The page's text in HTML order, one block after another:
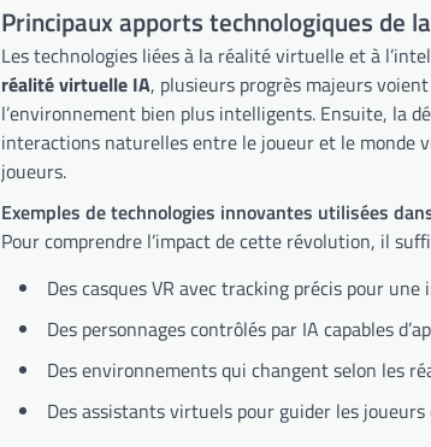
Principaux apports technologiques de
Les technologies liées à la réalité virtuelle et à
réalité virtuelle IA, plusieurs progrès majeurs
l’environnement bien plus intelligents. Ensuite, la
interactions naturelles entre le joueur et le monde
joueurs.
Exemples de technologies innovantes utilisées
Pour comprendre l’impact de cette révolution, il
Des casques VR avec tracking précis pour
Des personnages contrôlés par IA capables
Des environnements qui changent selon les
Des assistants virtuels pour guider les